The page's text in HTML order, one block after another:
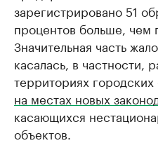
зарегистрировано 51
процентов больше, чем
Значительная часть
касалась, в частности,
территориях городских
на местах новых
касающихся
объектов.